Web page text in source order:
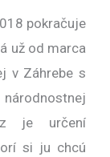
pokračuje
už od marca
v Záhrebe s
je určení
si ju chcú